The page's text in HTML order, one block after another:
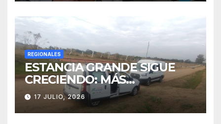
REGIONALES
ESTANCIA GRANDE SIGUE
CRECIENDO: MÁS
CONECTIVIDAD Y UNA
TRANSFORMACIÓN
HISTÓRICA PARA LA
17 JULIO, 2026